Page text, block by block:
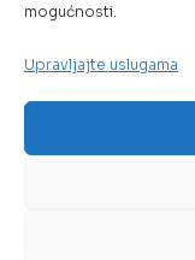
mogućnosti.
Upravljajte uslugama
Kontakt
Šta radimo?
ICT & Cloud